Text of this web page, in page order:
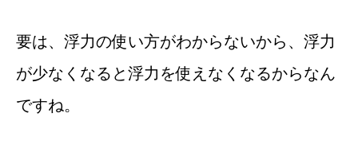
要は、浮力の使い方がわからないから、浮力
が少なくなると浮力を使えなくなるからなん
ですね。